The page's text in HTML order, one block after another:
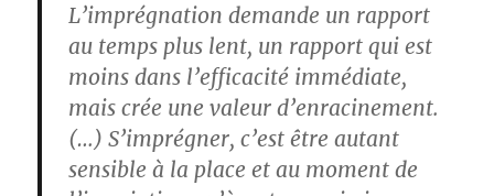
L’imprégnation demande un rapport
au temps plus lent, un rapport qui est
moins dans l’efficacité immédiate,
mais crée une valeur d’enracinement.
(…) S’imprégner, c’est être autant
sensible à la place et au moment de